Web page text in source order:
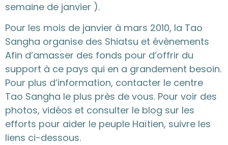
semaine de janvier ).
Pour les mois de janvier à mars 2010, la Tao
Sangha organise des Shiatsu et évènements
Afin d’amasser des fonds pour d’offrir du
support à ce pays qui en a grandement besoin.
Pour plus d’information, contacter le centre
Tao Sangha le plus près de vous. Pour voir des
photos, vidéos et consulter le blog sur les
efforts pour aider le peuple Haïtien, suivre les
liens ci-dessous.